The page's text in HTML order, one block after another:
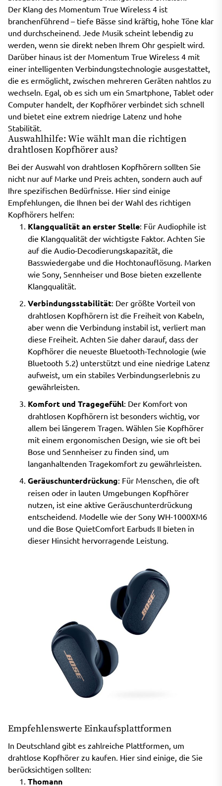
Der Klang des Momentum True Wireless 4 ist
branchenführend – tiefe Bässe sind kräftig, hohe Töne klar
und durchscheinend. Jede Musik scheint lebendig zu
werden, wenn sie direkt neben Ihrem Ohr gespielt wird.
Darüber hinaus ist der Momentum True Wireless 4 mit
einer intelligenten Verbindungstechnologie ausgestattet,
die es ermöglicht, zwischen mehreren Geräten nahtlos zu
wechseln. Egal, ob es sich um ein Smartphone, Tablet oder
Computer handelt, der Kopfhörer verbindet sich schnell
und bietet eine extrem niedrige Latenz und hohe
Stabilität.
Auswahlhilfe: Wie wählt man die richtigen
drahtlosen Kopfhörer aus?
Bei der Auswahl von drahtlosen Kopfhörern sollten Sie
nicht nur auf Marke und Preis achten, sondern auch auf
Ihre spezifischen Bedürfnisse. Hier sind einige
Empfehlungen, die Ihnen bei der Wahl des richtigen
Kopfhörers helfen:
Klangqualität an erster Stelle: Für Audiophile ist
die Klangqualität der wichtigste Faktor. Achten Sie
auf die Audio-Decodierungskapazität, die
Basswiedergabe und die Hochtonauflösung. Marken
wie Sony, Sennheiser und Bose bieten exzellente
Klangqualität.
Verbindungsstabilität: Der größte Vorteil von
drahtlosen Kopfhörern ist die Freiheit von Kabeln,
aber wenn die Verbindung instabil ist, verliert man
diese Freiheit. Achten Sie daher darauf, dass der
Kopfhörer die neueste Bluetooth-Technologie (wie
Bluetooth 5.2) unterstützt und eine niedrige Latenz
aufweist, um ein stabiles Verbindungserlebnis zu
gewährleisten.
Komfort und Tragegefühl: Der Komfort von
drahtlosen Kopfhörern ist besonders wichtig, vor
allem bei längerem Tragen. Wählen Sie Kopfhörer
mit einem ergonomischen Design, wie sie oft bei
Bose und Sennheiser zu finden sind, um
langanhaltenden Tragekomfort zu gewährleisten.
Geräuschunterdrückung: Für Menschen, die oft
reisen oder in lauten Umgebungen Kopfhörer
nutzen, ist eine aktive Geräuschunterdrückung
entscheidend. Modelle wie der Sony WH-1000XM6
und die Bose QuietComfort Earbuds II bieten in
dieser Hinsicht hervorragende Leistung.
Empfehlenswerte Einkaufsplattformen
In Deutschland gibt es zahlreiche Plattformen, um
drahtlose Kopfhörer zu kaufen. Hier sind einige, die Sie
berücksichtigen sollten:
Thomann